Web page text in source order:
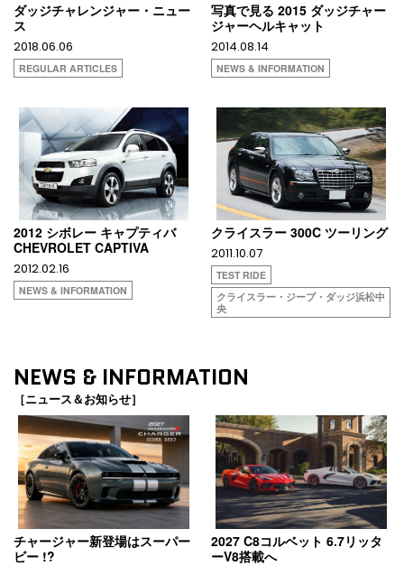
ダッジチャレンジャー・ニュー
ス
2018.06.06
REGULAR ARTICLES
写真で見る 2015 ダッジチャー
ジャーヘルキャット
2014.08.14
NEWS & INFORMATION
2012 シボレー キャプティバ
CHEVROLET CAPTIVA
2012.02.16
NEWS & INFORMATION
クライスラー 300C ツーリング
2011.10.07
TEST RIDE
クライスラー・ジープ・ダッジ浜松中
央
NEWS & INFORMATION
［ニュース＆お知らせ］
チャージャー新登場はスーパー
ビー !?
2027 C8コルベット 6.7リッタ
ーV8搭載へ